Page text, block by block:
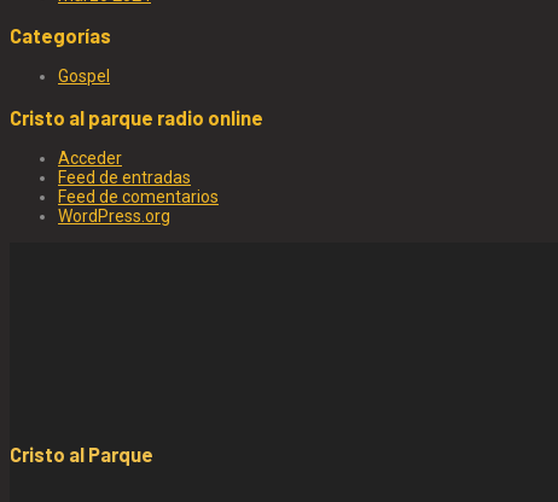
Categorías
Gospel
Cristo al parque radio online
Acceder
Feed de entradas
Feed de comentarios
WordPress.org
Cristo al Parque